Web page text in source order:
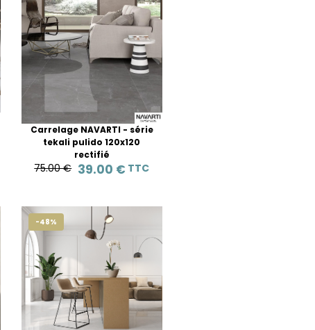
Carrelage NAVARTI - série
tekali pulido 120x120
rectifié
75.00 € 39.00 € TTC
-48%